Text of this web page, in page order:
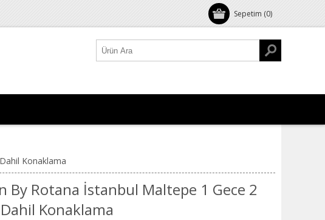
Sepetim (0)
Konaklama
By Rotana İstanbul Maltepe 1 Gece 2
Konaklama